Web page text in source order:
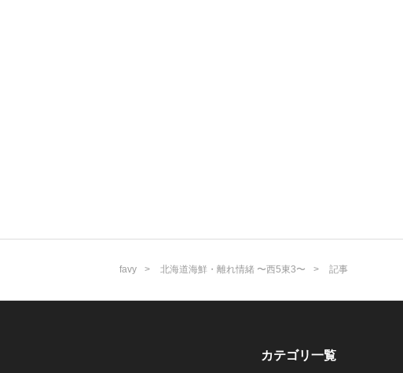
favy 北海道海鮮・離れ情緒 〜西5東3〜 記事
カテゴリ一覧